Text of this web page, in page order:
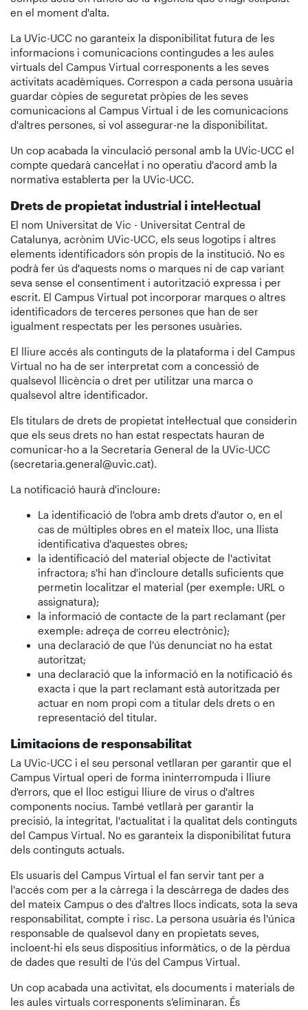
en el moment d'alta.
La UVic-UCC no garanteix la disponibilitat futura de les
informacions i comunicacions contingudes a les aules
virtuals del Campus Virtual corresponents a les seves
activitats acadèmiques. Correspon a cada persona usuària
guardar còpies de seguretat pròpies de les seves
comunicacions al Campus Virtual i de les comunicacions
d'altres persones, si vol assegurar-ne la disponibilitat.
Un cop acabada la vinculació personal amb la UVic-UCC el
compte quedarà cancel·lat i no operatiu d'acord amb la
normativa establerta per la UVic-UCC.
Drets de propietat industrial i intel·lectual
El nom Universitat de Vic - Universitat Central de
Catalunya, acrònim UVic-UCC, els seus logotips i altres
elements identificadors són propis de la institució. No es
podrà fer ús d'aquests noms o marques ni de cap variant
seva sense el consentiment i autorització expressa i per
escrit. El Campus Virtual pot incorporar marques o altres
identificadors de terceres persones que han de ser
igualment respectats per les persones usuàries.
El lliure accés als continguts de la plataforma i del Campus
Virtual no ha de ser interpretat com a concessió de
qualsevol llicència o dret per utilitzar una marca o
qualsevol altre identificador.
Els titulars de drets de propietat intel·lectual que considerin
que els seus drets no han estat respectats hauran de
comunicar-ho a la Secretaria General de la UVic-UCC
(secretaria.general@uvic.cat).
La notificació haurà d'incloure:
La identificació de l'obra amb drets d'autor o, en el
cas de múltiples obres en el mateix lloc, una llista
identificativa d'aquestes obres;
la identificació del material objecte de l'activitat
infractora; s'hi han d'incloure detalls suficients que
permetin localitzar el material (per exemple: URL o
assignatura);
la informació de contacte de la part reclamant (per
exemple: adreça de correu electrònic);
una declaració de que l'ús denunciat no ha estat
autoritzat;
una declaració que la informació en la notificació és
exacta i que la part reclamant està autoritzada per
actuar en nom propi com a titular dels drets o en
representació del titular.
Limitacions de responsabilitat
La UVic-UCC i el seu personal vetllaran per garantir que el
Campus Virtual operi de forma ininterrompuda i lliure
d'errors, que el lloc estigui lliure de virus o d'altres
components nocius. També vetllarà per garantir la
precisió, la integritat, l'actualitat i la qualitat dels continguts
del Campus Virtual. No es garanteix la disponibilitat futura
dels continguts actuals.
Els usuaris del Campus Virtual el fan servir tant per a
l'accés com per a la càrrega i la descàrrega de dades des
del mateix Campus o des d'altres llocs indicats, sota la seva
responsabilitat, compte i risc. La persona usuària és l'única
responsable de qualsevol dany en propietats seves,
incloent-hi els seus dispositius informàtics, o de la pèrdua
de dades que resulti de l'ús del Campus Virtual.
Un cop acabada una activitat, els documents i materials de
les aules virtuals corresponents s'eliminaran. És